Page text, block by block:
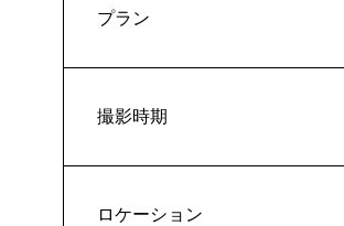
プラン
撮影時期
ロケーション